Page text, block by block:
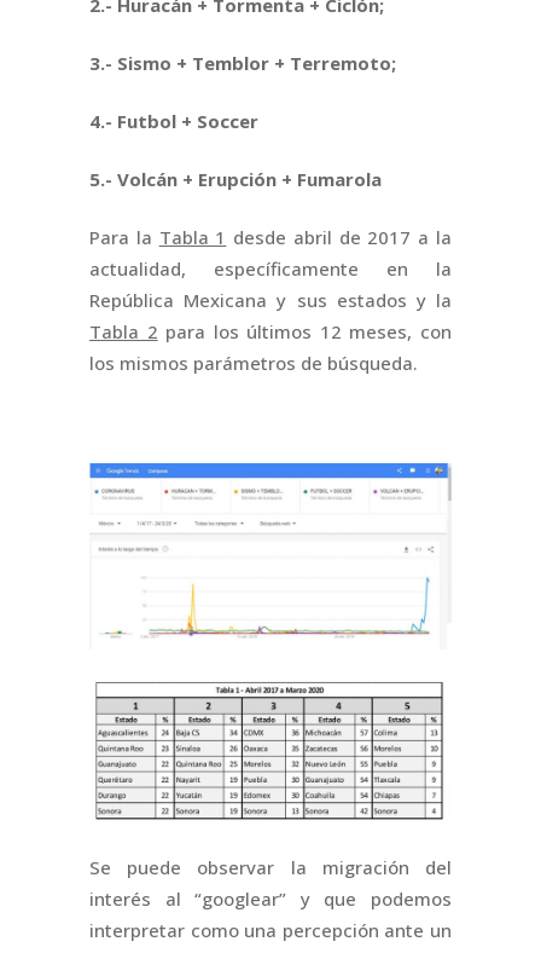
2.- Huracán + Tormenta + Ciclón;
3.- Sismo + Temblor + Terremoto;
4.- Futbol + Soccer
5.- Volcán + Erupción + Fumarola
Para la Tabla 1 desde abril de 2017 a la
actualidad, específicamente en la
República Mexicana y sus estados y la
Tabla 2 para los últimos 12 meses, con
los mismos parámetros de búsqueda.
Se puede observar la migración del
interés al “googlear” y que podemos
interpretar como una percepción ante un